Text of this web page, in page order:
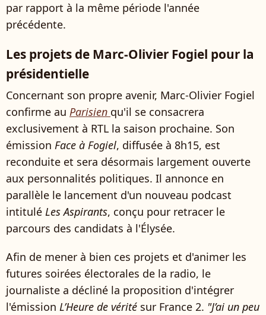
par rapport à la même période l'année
précédente.
Les projets de Marc-Olivier Fogiel pour la
présidentielle
Concernant son propre avenir, Marc-Olivier Fogiel
confirme au Parisien qu'il se consacrera
exclusivement à RTL la saison prochaine. Son
émission Face à Fogiel, diffusée à 8h15, est
reconduite et sera désormais largement ouverte
aux personnalités politiques. Il annonce en
parallèle le lancement d'un nouveau podcast
intitulé Les Aspirants, conçu pour retracer le
parcours des candidats à l'Élysée.
Afin de mener à bien ces projets et d'animer les
futures soirées électorales de la radio, le
journaliste a décliné la proposition d'intégrer
l'émission L’Heure de vérité sur France 2. "J’ai un peu